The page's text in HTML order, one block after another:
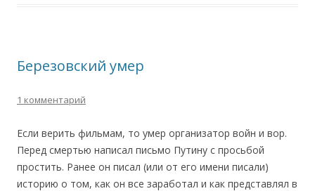
Березовский умер
1 комментарий
Если верить фильмам, то умер организатор войн и вор.
Перед смертью написал письмо Путину с просьбой
простить. Ранее он писал (или от его имени писали)
историю о том, как он все заработал и как представлял в